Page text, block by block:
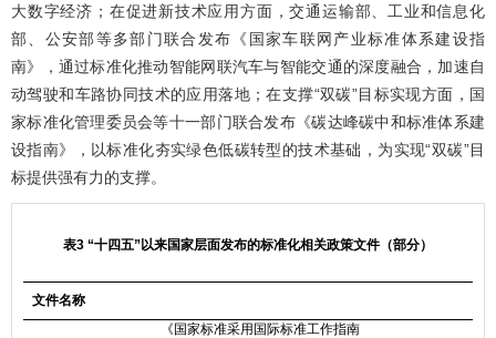
大数字经济；在促进新技术应用方面，交通运输部、工业和信息化
部、公安部等多部门联合发布《国家车联网产业标准体系建设指
南》，通过标准化推动智能网联汽车与智能交通的深度融合，加速自
动驾驶和车路协同技术的应用落地；在支撑“双碳”目标实现方面，国
家标准化管理委员会等十一部门联合发布《碳达峰碳中和标准体系建
设指南》，以标准化夯实绿色低碳转型的技术基础，为实现“双碳”目
标提供强有力的支撑。
表3 “十四五”以来国家层面发布的标准化相关政策文件（部分）
文件名称
《国家标准采用国际标准工作指南